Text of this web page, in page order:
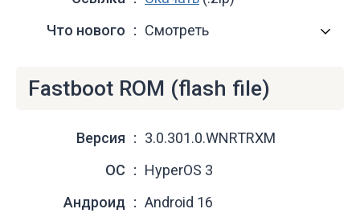
Что нового
Смотреть
Fastboot ROM (flash file)
Версия
3.0.301.0.WNRTRXM
ОС
HyperOS 3
Андроид
Android 16